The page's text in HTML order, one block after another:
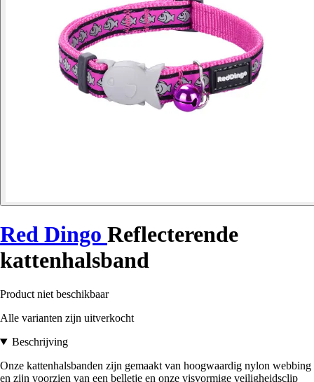
Red Dingo Reflecterende
kattenhalsband
Product niet beschikbaar
Alle varianten zijn uitverkocht
Beschrijving
Onze kattenhalsbanden zijn gemaakt van hoogwaardig nylon webbing
en zijn voorzien van een belletje en onze visvormige veiligheidsclip